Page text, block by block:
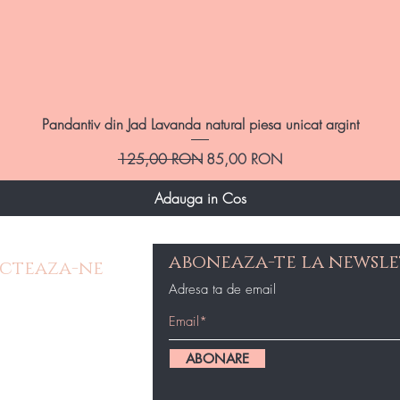
Afișare rapidă
Pandantiv din Jad Lavanda natural piesa unicat argint
Preț normal
125,00 RON Preț redus
85,00 RON
Adauga in Cos
ne aboneaza-te la
Adresa ta de email
ABONARE